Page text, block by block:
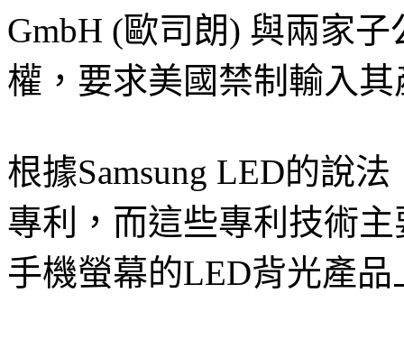
GmbH (歐司朗) 與兩家
權，要求美國禁制輸入其
根據Samsung LED的說
專利，而這些專利技術
手機螢幕的LED背光產品